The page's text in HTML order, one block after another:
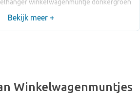
winkelwagenmuntje donkergroen
Bekijk meer +
Winkelwagenmuntjes